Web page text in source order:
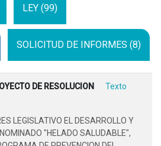
LEY (99)
SOLICITUD DE INFORMES (8)
DE RESOLUCION
Texto
LEGISLATIVO EL DESARROLLO Y
"HELADO SALUDABLE",